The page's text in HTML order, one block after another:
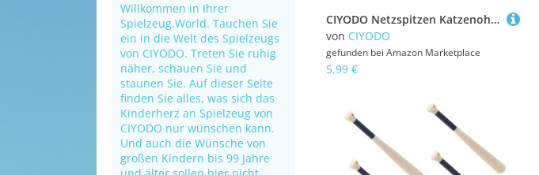
Willkommen in Ihrer
Spielzeug.World. Tauchen Sie
ein in die Welt des Spielzeugs
von CIYODO. Treten Sie ruhig
näher, schauen Sie und
staunen Sie. Auf dieser Seite
finden Sie alles, was sich das
Kinderherz an Spielzeug von
CIYODO nur wünschen kann.
Und auch die Wünsche von
großen Kindern bis 99 Jahre
CIYODO Netzspitzen Katzenohren Haarreif Schwarz Elastisches Cosplay Haarband mit Schleife Charmante Deko für Kostüm Mottoparty und Maskerade Geeignet für Mädchen und Damen
von CIYODO
gefunden bei Amazon Marketplace
5,99 €